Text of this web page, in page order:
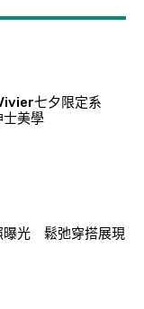
七夕限定系
士美學
曝光 鬆弛穿搭展現